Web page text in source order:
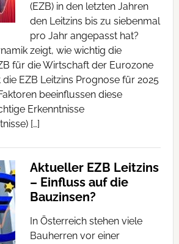
(EZB) in den letzten Jahren
den Leitzins bis zu siebenmal
pro Jahr angepasst hat?
zeigt, wie wichtig die
für die Wirtschaft der Eurozone
die EZB Leitzins Prognose für 2025
beeinflussen diese
Erkenntnisse
[…]
Aktueller EZB Leitzins
– Einfluss auf die
Bauzinsen?
In Österreich stehen viele
Bauherren vor einer